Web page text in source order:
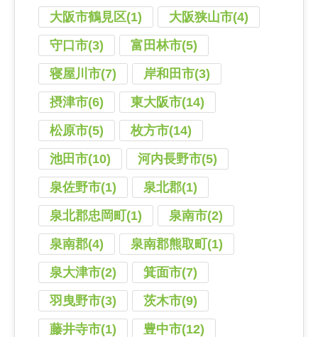
大阪市鶴見区(1)
大阪狭山市(4)
守口市(3)
富田林市(5)
寝屋川市(7)
岸和田市(3)
摂津市(6)
東大阪市(14)
松原市(5)
枚方市(14)
池田市(10)
河内長野市(5)
泉佐野市(1)
泉北郡(1)
泉北郡忠岡町(1)
泉南市(2)
泉南郡(4)
泉南郡熊取町(1)
泉大津市(2)
箕面市(7)
羽曳野市(3)
茨木市(9)
藤井寺市(1)
豊中市(12)